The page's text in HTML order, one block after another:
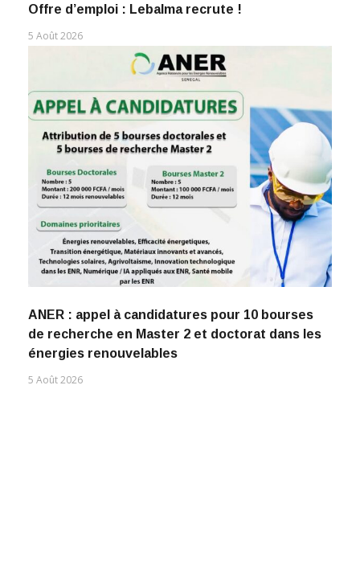
Offre d’emploi : Lebalma recrute !
5 Août 2026
ANER : appel à candidatures pour 10 bourses
de recherche en Master 2 et doctorat dans les
énergies renouvelables
5 Août 2026